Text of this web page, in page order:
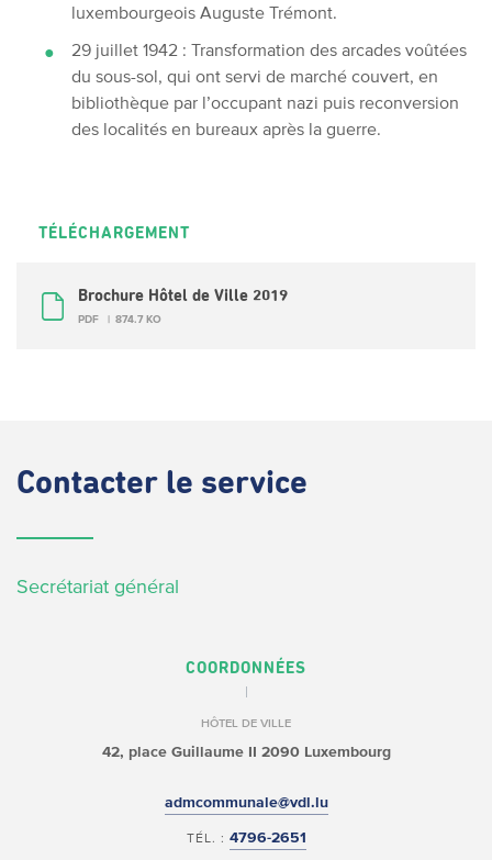
luxembourgeois Auguste Trémont.
29 juillet 1942 : Transformation des arcades voûtées
du sous-sol, qui ont servi de marché couvert, en
bibliothèque par l’occupant nazi puis reconversion
des localités en bureaux après la guerre.
TÉLÉCHARGEMENT
Brochure Hôtel de Ville 2019
PDF 874.7 KO
Contacter le service
Secrétariat général
COORDONNÉES
HÔTEL DE VILLE
42, place Guillaume II 2090 Luxembourg
admcommunale@vdl.lu
TÉL. : 4796-2651